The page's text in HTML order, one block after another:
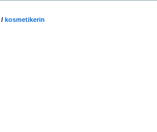
/ kosmetikerin